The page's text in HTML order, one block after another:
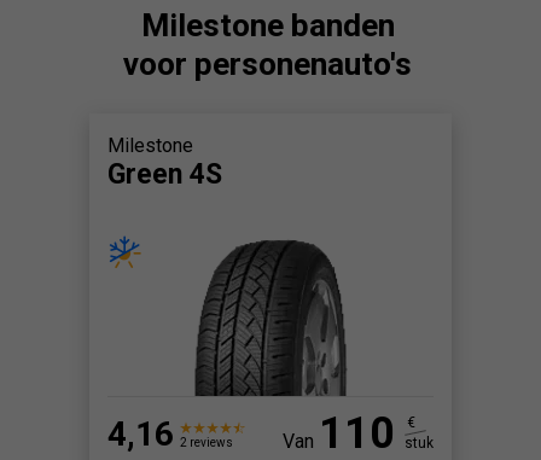
Milestone banden
voor personenauto's
Milestone
Green 4S
4,16 2 reviews Van 110
€
stuk